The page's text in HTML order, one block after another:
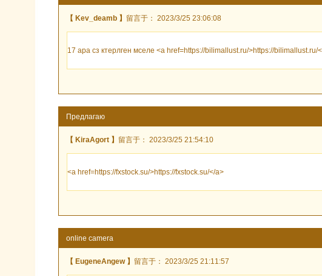
【 Kev_deamb 】 留言于： 2023/3/25 23:06:08
17 ара сз ктерлген мселе <a href=https://bilimallust.ru/>https://bilimallust.ru/
Предлагаю
【 KiraAgort 】 留言于： 2023/3/25 21:54:10
<a href=https://fxstock.su/>https://fxstock.su/</a>
online camera
【 EugeneAngew 】 留言于： 2023/3/25 21:11:57